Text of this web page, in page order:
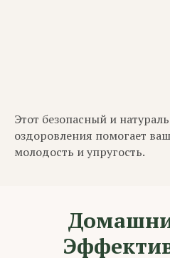
Этот безопасный и
оздоровления помогает
молодость и упругость.